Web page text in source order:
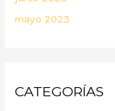
mayo 2023
CATEGORÍAS